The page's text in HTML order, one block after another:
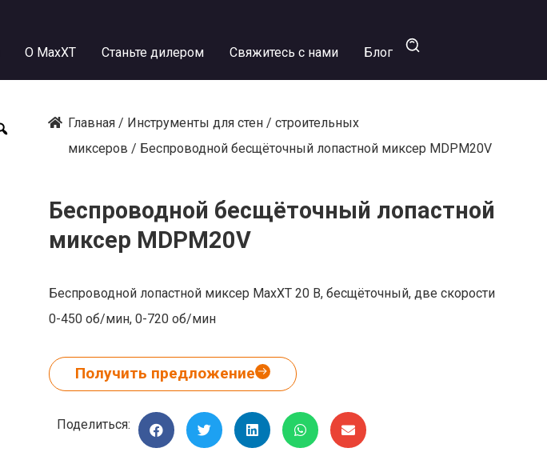
О MaxXT Станьте дилером Свяжитесь с нами Блог
Главная/ Инструменты для стен/ строительных
миксеров / Беспроводной бесщёточный лопастной миксер MDPM20V
Беспроводной бесщёточный лопастной
миксер MDPM20V
Беспроводной лопастной миксер MaxXT 20 В, бесщёточный, две скорости
0-450 об/мин, 0-720 об/мин
Получить предложение
Поделиться: